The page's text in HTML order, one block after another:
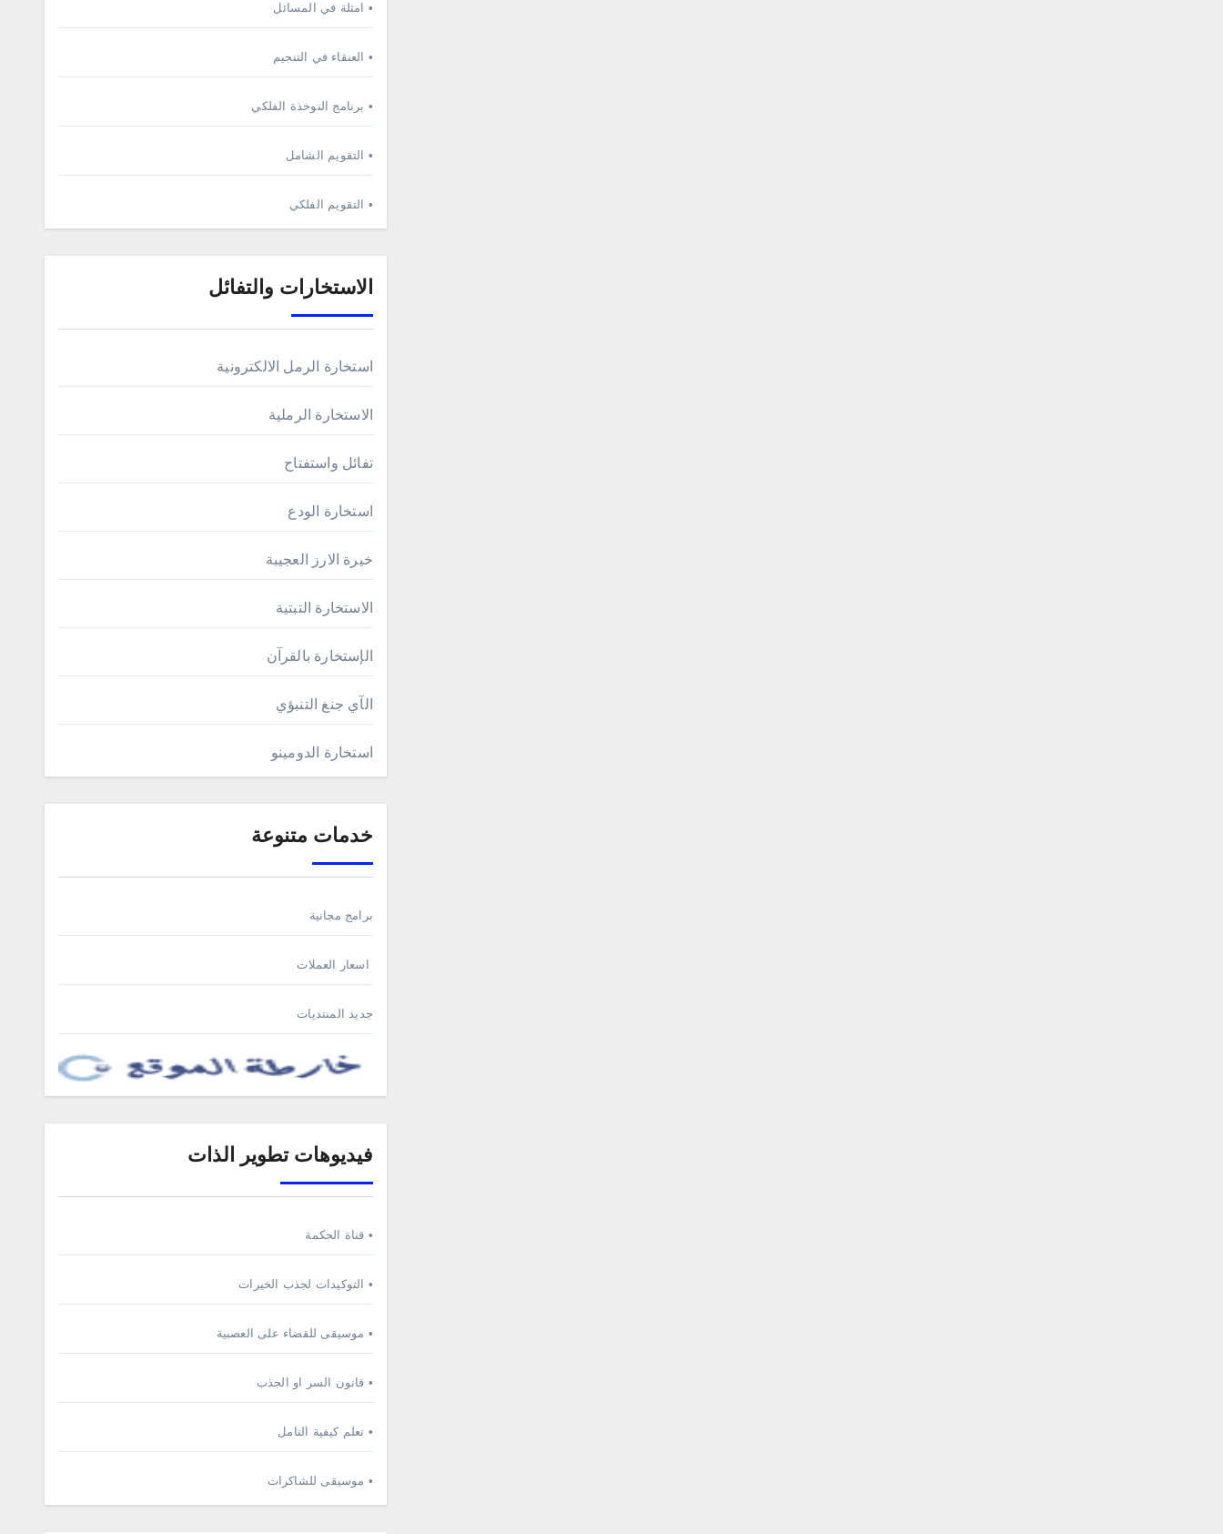
• امثلة في المسائل
• العنقاء في التنجيم
• برنامج النوخذة الفلكي
• التقويم الشامل
• التقويم الفلكي
الاستخارات والتفائل
استخارة الرمل الالكترونية
الاستخارة الرملية
تفائل واستفتاح
استخارة الودع
خيرة الارز العجيبة
الاستخارة التبتية
الإستخارة بالقرآن
الآي جنغ التنبؤي
استخارة الدومينو
خدمات متنوعة
برامج مجانية
اسعار العملات
جديد المنتديات
فيديوهات تطوير الذات
• قناة الحكمة
• التوكيدات لجذب الخيرات
• موسيقى للقضاء على العصبية
• قانون السر او الجذب
• تعلم كيفية التامل
• موسيقى للشاكرات